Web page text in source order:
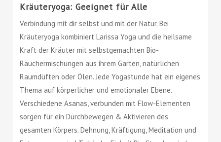
Kräuteryoga: Geeignet für Alle
Verbindung mit dir selbst und mit der Natur. Bei
Kräuteryoga kombiniert Larissa Yoga und die heilsame
Kraft der Kräuter mit selbstgemachten Bio-
Räuchermischungen aus ihrem Garten, natürlichen
Raumdüften oder Ölen. Jede Yogastunde hat ein eigenes
Thema auf körperlicher und emotionaler Ebene.
Verschiedene Asanas, verbunden mit Flow-Elementen
sorgen für ein Durchbewegen & Aktivieren des
gesamten Körpers. Dehnung, Kräftigung, Meditation und